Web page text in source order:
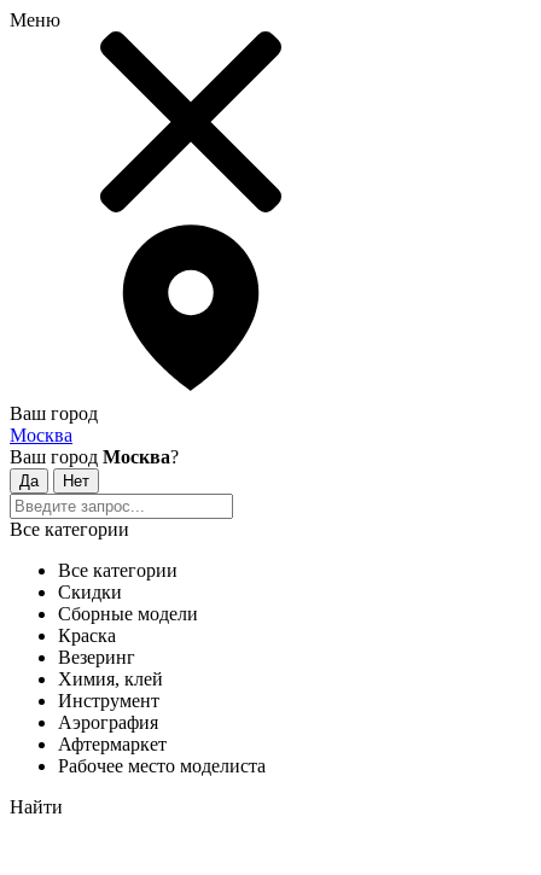
Меню
Ваш город
Москва
Ваш город Москва?
Все категории
Все категории
Скидки
Сборные модели
Краска
Везеринг
Химия, клей
Инструмент
Аэрография
Афтермаркет
Рабочее место моделиста
Найти